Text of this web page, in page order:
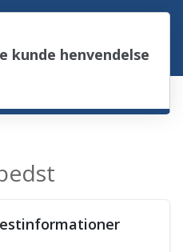
kunde henvendelse